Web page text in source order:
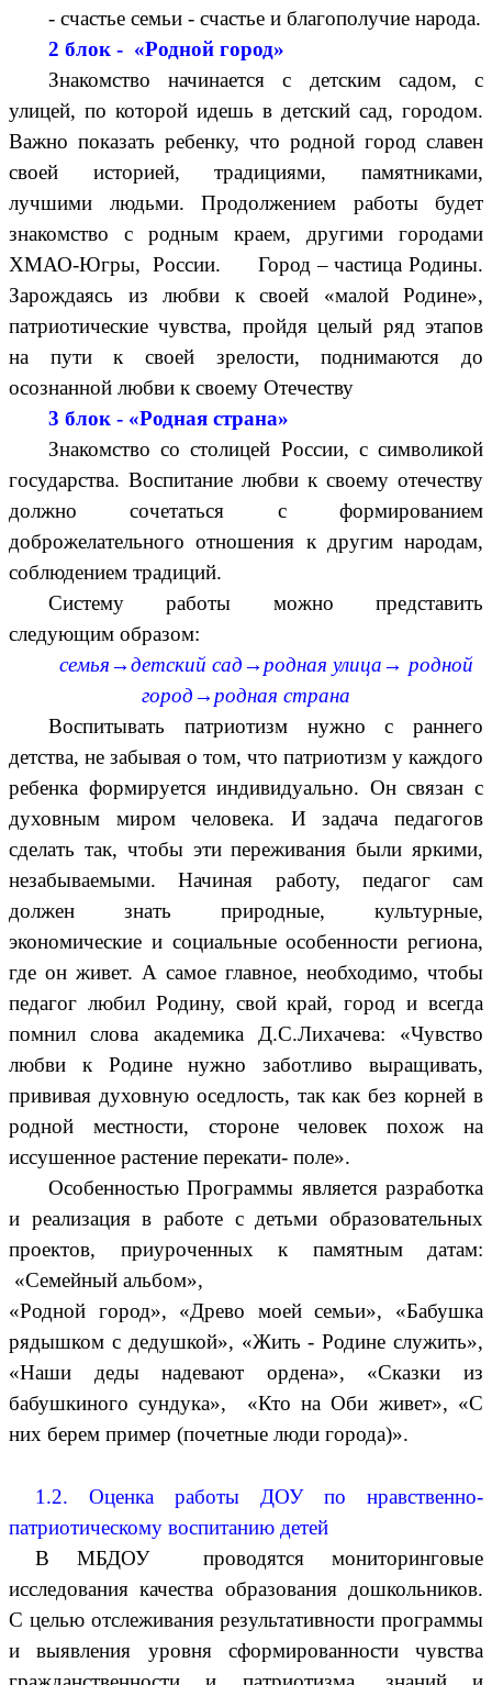
- счастье семьи - счастье и благополучие народа.
2 блок - «Родной город»
Знакомство начинается с детским садом, с
улицей, по которой идешь в детский сад, городом.
Важно показать ребенку, что родной город славен
своей историей, традициями, памятниками,
лучшими людьми. Продолжением работы будет
знакомство с родным краем, другими городами
ХМАО-Югры, России. Город – частица Родины.
Зарождаясь из любви к своей «малой Родине»,
патриотические чувства, пройдя целый ряд этапов
на пути к своей зрелости, поднимаются до
осознанной любви к своему Отечеству
3 блок - «Родная страна»
Знакомство со столицей России, с символикой
государства. Воспитание любви к своему отечеству
должно сочетаться с формированием
доброжелательного отношения к другим народам,
соблюдением традиций.
Систему работы можно представить
следующим образом:
семья→детский сад→родная улица→ родной
город→родная страна
Воспитывать патриотизм нужно с раннего
детства, не забывая о том, что патриотизм у каждого
ребенка формируется индивидуально. Он связан с
духовным миром человека. И задача педагогов
сделать так, чтобы эти переживания были яркими,
незабываемыми. Начиная работу, педагог сам
должен знать природные, культурные,
экономические и социальные особенности региона,
где он живет. А самое главное, необходимо, чтобы
педагог любил Родину, свой край, город и всегда
помнил слова академика Д.С.Лихачева: «Чувство
любви к Родине нужно заботливо выращивать,
прививая духовную оседлость, так как без корней в
родной местности, стороне человек похож на
иссушенное растение перекати- поле».
Особенностью Программы является разработка
и реализация в работе с детьми образовательных
проектов, приуроченных к памятным датам:
«Семейный альбом»,
«Родной город», «Древо моей семьи», «Бабушка
рядышком с дедушкой», «Жить - Родине служить»,
«Наши деды надевают ордена», «Сказки из
бабушкиного сундука», «Кто на Оби живет», «С
них берем пример (почетные люди города)».
1.2. Оценка работы ДОУ по нравственно-
патриотическому воспитанию детей
В МБДОУ проводятся мониторинговые
исследования качества образования дошкольников.
С целью отслеживания результативности программы
и выявления уровня сформированности чувства